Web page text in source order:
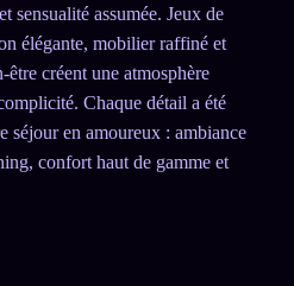
sensualité assumée. Jeux de
élégante, mobilier raffiné et
être créent une atmosphère
Chaque détail a été
séjour en amoureux : ambiance
confort haut de gamme et